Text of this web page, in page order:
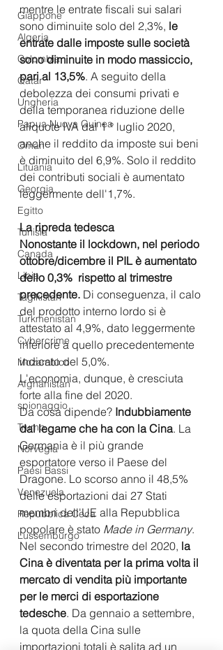
Giappone
Algeria
Colombia
Qatar
Ungheria
Papua Nuova Guinea
Oman
Lituania
Georgia
Egitto
Tunisia
Canada
Libia
Tagikistan
Turkmenistan
Cybercrime
Mozambico
Afghanistan
spionaggio
Trump
Norvegia
Paesi Bassi
Venezuela
Repubblica Ceca
Lussemburgo
mentre le entrate fiscali sui salari
sono diminuite solo del 2,3%, le
entrate dalle imposte sulle società
sono diminuite in modo massiccio,
pari al 13,5%. A seguito della
debolezza dei consumi privati ​​e
della temporanea riduzione delle
aliquote IVA dal 1 ° luglio 2020,
anche il reddito da imposte sui beni
è diminuito del 6,9%. Solo il reddito
dei contributi sociali è aumentato
leggermente dell'1,7%.
La ripreda tedesca
Nonostante il lockdown, nel periodo
ottobre/dicembre il PIL è aumentato
dello 0,3%  rispetto al trimestre
precedente. Di conseguenza, il calo
del prodotto interno lordo si è
attestato al 4,9%, dato leggermente
inferiore a quello precedentemente
indicato del 5,0%.
L'economia, dunque, è cresciuta
forte alla fine del 2020.
Da cosa dipende? Indubbiamente
dal legame che ha con la Cina. La
Germania è il più grande
esportatore verso il Paese del
Dragone. Lo scorso anno il 48,5%
delle esportazioni dai 27 Stati
membri dell'UE alla Repubblica
popolare è stato Made in Germany.
Nel secondo trimestre del 2020, la
Cina è diventata per la prima volta il
mercato di vendita più importante
per le merci di esportazione
tedesche. Da gennaio a settembre,
la quota della Cina sulle
importazioni totali è salita ad un